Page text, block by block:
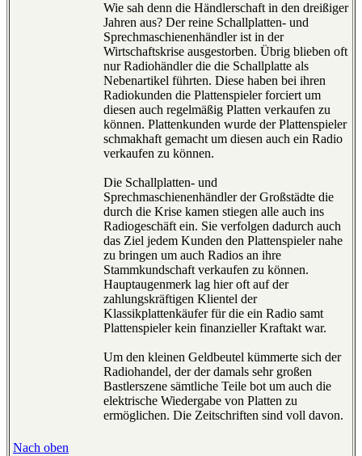
Wie sah denn die Händlerschaft in den dreißiger
Jahren aus? Der reine Schallplatten- und
Sprechmaschienenhändler ist in der
Wirtschaftskrise ausgestorben. Übrig blieben oft
nur Radiohändler die die Schallplatte als
Nebenartikel führten. Diese haben bei ihren
Radiokunden die Plattenspieler forciert um
diesen auch regelmäßig Platten verkaufen zu
können. Plattenkunden wurde der Plattenspieler
schmakhaft gemacht um diesen auch ein Radio
verkaufen zu können.
Die Schallplatten- und
Sprechmaschienenhändler der Großstädte die
durch die Krise kamen stiegen alle auch ins
Radiogeschäft ein. Sie verfolgen dadurch auch
das Ziel jedem Kunden den Plattenspieler nahe
zu bringen um auch Radios an ihre
Stammkundschaft verkaufen zu können.
Hauptaugenmerk lag hier oft auf der
zahlungskräftigen Klientel der
Klassikplattenkäufer für die ein Radio samt
Plattenspieler kein finanzieller Kraftakt war.
Um den kleinen Geldbeutel kümmerte sich der
Radiohandel, der der damals sehr großen
Bastlerszene sämtliche Teile bot um auch die
elektrische Wiedergabe von Platten zu
ermöglichen. Die Zeitschriften sind voll davon.
Nach oben